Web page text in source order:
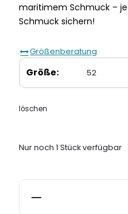
maritimem Schmuck –
Schmuck sichern!
Größenberatung
Größe
löschen
Nur noch 1 Stück verfügbar